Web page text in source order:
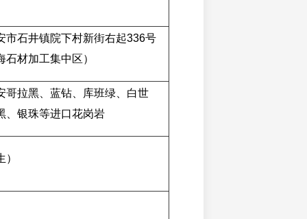
市石井镇院下村新街右起336号
石材加工集中区）
哥拉黑、蓝钻、库班绿、白世
、银珠等进口花岗岩